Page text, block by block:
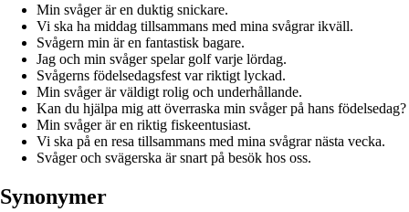
Min svåger är en duktig snickare.
Vi ska ha middag tillsammans med mina svågrar ikväll.
Svågern min är en fantastisk bagare.
Jag och min svåger spelar golf varje lördag.
Svågerns födelsedagsfest var riktigt lyckad.
Min svåger är väldigt rolig och underhållande.
Kan du hjälpa mig att överraska min svåger på hans födelsedag?
Min svåger är en riktig fiskeentusiast.
Vi ska på en resa tillsammans med mina svågrar nästa vecka.
Svåger och svägerska är snart på besök hos oss.
Synonymer